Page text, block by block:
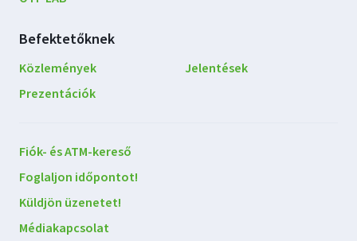
Befektetőknek
Közlemények
Jelentések
Prezentációk
Lépjen
kapcsolatba
velünk
Fiók- és ATM-kereső
Foglaljon időpontot!
Küldjön üzenetet!
Médiakapcsolat